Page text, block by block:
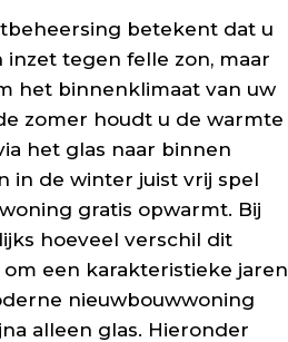
betekent dat u
tegen felle zon, maar
het binnenklimaat van uw
zomer houdt u de warmte
het glas naar binnen
in de winter juist vrij spel
gratis opwarmt. Bij
hoeveel verschil dit
een karakteristieke jaren
nieuwbouwwoning
alleen glas. Hieronder